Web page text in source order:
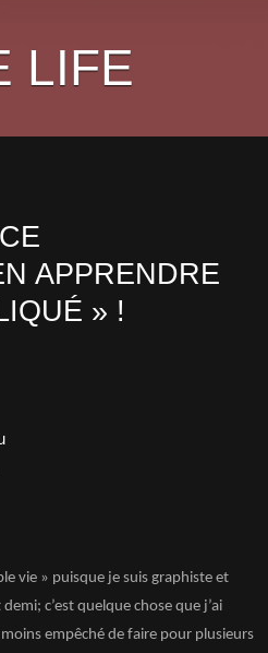
LIFE
APPRENDRE
» !
vie » puisque je suis graphiste et
c’est quelque chose que j’ai
empêché de faire pour plusieurs